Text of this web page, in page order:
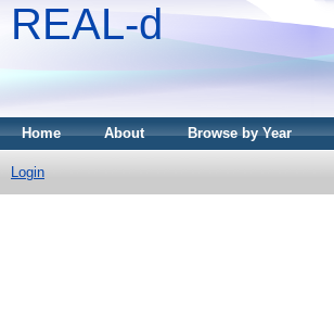
REAL-d
Home About Browse by Year
Login